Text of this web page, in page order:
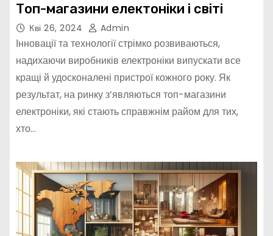
Топ-магазини електоніки і світі
Кві 26, 2024 Admin
Інновації та технології стрімко розвиваються,
надихаючи виробників електроніки випускати все
кращі й удосконалені пристрої кожного року. Як
результат, на ринку з’являються топ-магазини
електроніки, які стають справжнім райом для тих,
хто…